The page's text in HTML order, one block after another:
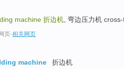
machine 折边机 , 弯边压力机
页-相关网页
machine
折边机